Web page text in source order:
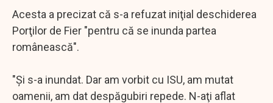
Acesta a precizat că s-a refuzat iniţial deschiderea
Porţilor de Fier "pentru că se inunda partea
românească".
"Şi s-a inundat. Dar am vorbit cu ISU, am mutat
oamenii, am dat despăgubiri repede. N-aţi aflat